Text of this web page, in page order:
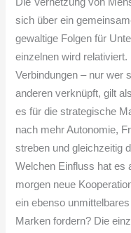
Die Vernetzung von
sich über ein
gewaltige Folgen für
einzelnen wird
Verbindungen – nur wer
anderen verknüpft, gilt
es für die strategische
nach mehr Autonomie,
streben und gleichzeitig
Welchen Einfluss hat es
morgen neue
ein ebenso
Marken fordern? Die